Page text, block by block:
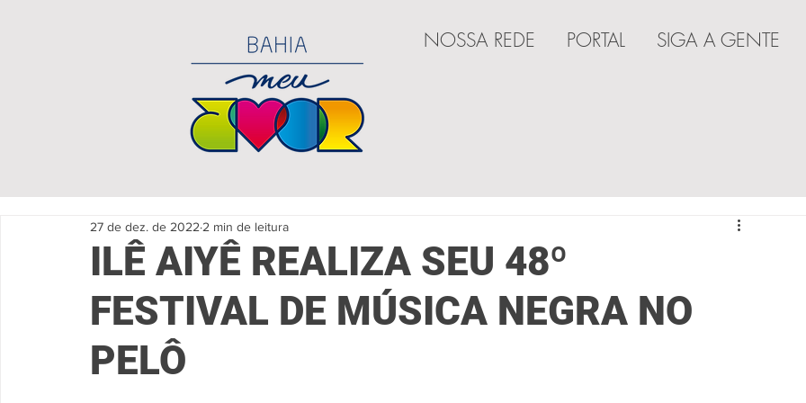
NOSSA REDE PORTAL SIGA A GENTE
ILÊ AIYÊ REALIZA SEU 48º
FESTIVAL DE MÚSICA NEGRA NO
PELÔ
27 de dez. de 2022 2 min de leitura